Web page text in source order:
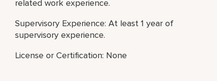
related work experience.
Supervisory Experience: At least 1 year of
supervisory experience.
License or Certification: None